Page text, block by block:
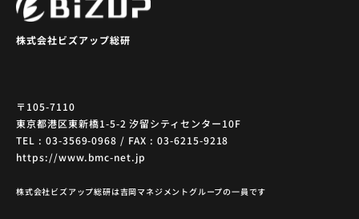
株式会社ビズアップ総研
〒105-7110
東京都港区東新橋1-5-2 汐留シティセンター10F
TEL : 03-3569-0968 / FAX : 03-6215-9218
https://www.bmc-net.jp
株式会社ビズアップ総研は吉岡マネジメントグループの一員です